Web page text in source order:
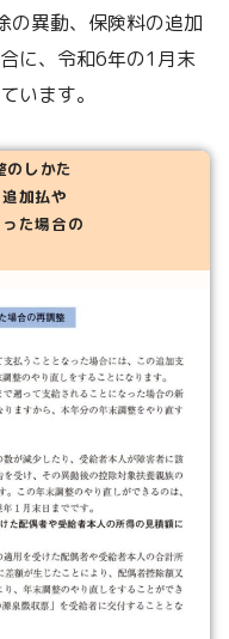
の異動、保険料の追加
に、令和6年の1月末
います。
しかた
加払や
た場合の